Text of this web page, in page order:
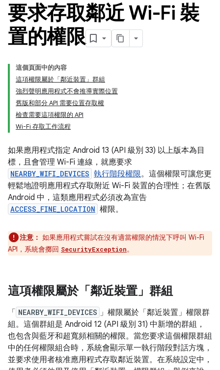
要求存取鄰近 Wi-Fi 裝
置的權限
這個頁面中的內容
這項權限屬於「鄰近裝置」群組
強烈聲明應用程式不會推導實際位置
舊版和部分 API 需要位置存取權
檢查需要這項權限的 API
Wi-Fi 存取工作流程
如果應用程式指定 Android 13 (API 級別 33) 以上版本為目
標，且會管理 Wi-Fi 連線，就應要求
NEARBY_WIFI_DEVICES 執行階段權限。這個權限可讓您更
輕鬆地證明應用程式存取附近 Wi-Fi 裝置的合理性；在舊版
Android 中，這類應用程式必須改為宣告
ACCESS_FINE_LOCATION 權限。
注意： 如果應用程式嘗試在沒有適當權限的情況下呼叫 Wi-Fi
API，系統會擲回 SecurityException。
這項權限屬於「鄰近裝置」群組
「 NEARBY_WIFI_DEVICES 」權限屬於「鄰近裝置」 權限群
組。這個群組是 Android 12 (API 級別 31) 中新增的群組，
也包含與藍牙和超寬頻相關的權限。當您要求這個權限群組
中的任何權限組合時，系統會顯示單一執行階段對話方塊，
並要求使用者核准應用程式存取鄰近裝置。在系統設定中，